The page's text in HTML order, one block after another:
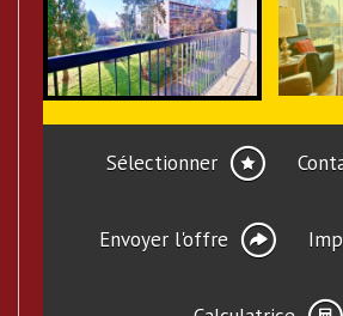
Sélectionner
Envoyer l'offre